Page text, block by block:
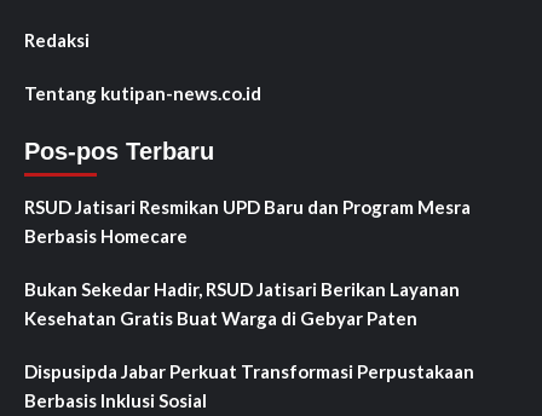
Redaksi
Tentang kutipan-news.co.id
Pos-pos Terbaru
RSUD Jatisari Resmikan UPD Baru dan Program Mesra
Berbasis Homecare
Bukan Sekedar Hadir, RSUD Jatisari Berikan Layanan
Kesehatan Gratis Buat Warga di Gebyar Paten
Dispusipda Jabar Perkuat Transformasi Perpustakaan
Berbasis Inklusi Sosial